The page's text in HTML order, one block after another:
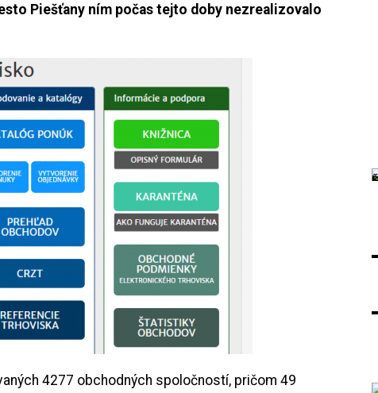
Piešťany ním počas tejto doby nezrealizovalo
4277 obchodných spoločností, pričom 49